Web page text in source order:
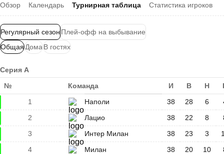
Обзор Календарь Турнирная таблица Статистика игроков
Регулярный сезон Плей-офф на выбывание
ОбщаяДома В гостях
Серия А
№ Команда И В Н
1
Наполи 38 28 6
2
Лацио 38 22 8
3
Интер Милан 38 23 3
4
Милан 38 20 10